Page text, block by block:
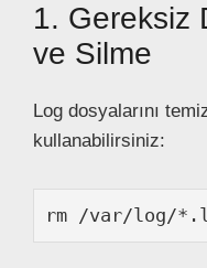
1. Gereksiz
ve Silme
Log dosyalarını
kullanabilirsiniz:
rm /var/log/